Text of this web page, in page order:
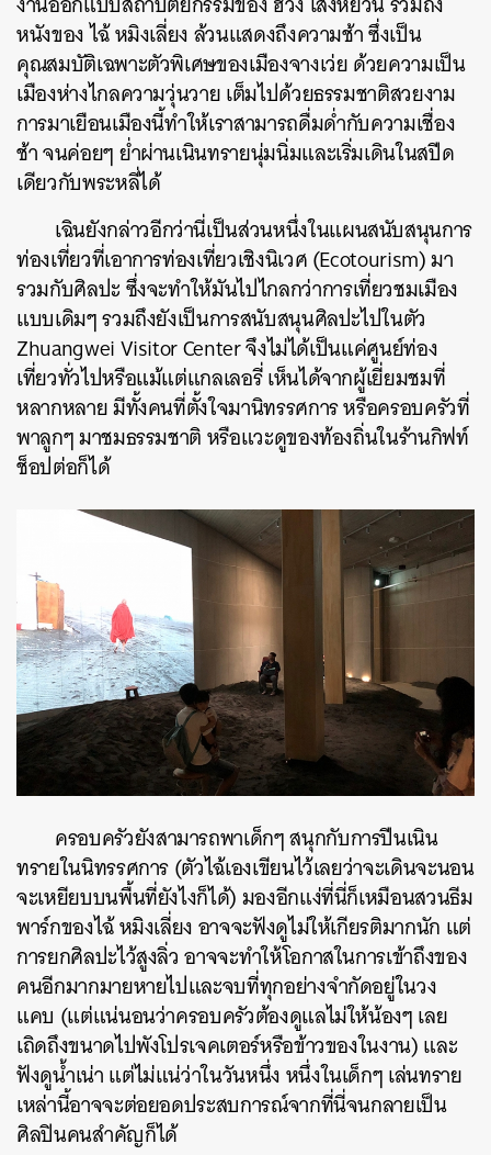
หนังของ ไฉ้ หมิงเลี่ยง ล้วนแสดงถึงความช้า ซึ่งเป็น
คุณสมบัติเฉพาะตัวพิเศษของเมืองจางเว่ย ด้วยความเป็น
เมืองห่างไกลความวุ่นวาย เต็มไปด้วยธรรมชาติสวยงาม
การมาเยือนเมืองนี้ทำให้เราสามารถดื่มด่ำกับความเชื่อง
ช้า จนค่อยๆ ย่ำผ่านเนินทรายนุ่มนิ่มและเริ่มเดินในสปีด
เดียวกับพระหลี่ได้
เฉินยังกล่าวอีกว่านี่เป็นส่วนหนึ่งในแผนสนับสนุนการ
ท่องเที่ยวที่เอาการท่องเที่ยวเชิงนิเวศ (Ecotourism) มา
รวมกับศิลปะซึ่งจะทำให้มันไปไกลกว่าการเที่ยวชมเมือง
แบบเดิมๆ รวมถึงยังเป็นการสนับสนุนศิลปะไปในตัว
Zhuangwei Visitor Center จึงไม่ได้เป็นแค่ศูนย์ท่อง
เที่ยวทั่วไปหรือแม้แต่แกลเลอรี่ เห็นได้จากผู้เยี่ยมชมที่
หลากหลาย มีทั้งคนที่ตั้งใจมานิทรรศการ หรือครอบครัวที่
พาลูกๆ มาชมธรรมชาติ หรือแวะดูของท้องถิ่นในร้านกิฟท์
ช็อปต่อก็ได้
ครอบครัวยังสามารถพาเด็กๆ สนุกกับการปีนเนิน
ทรายในนิทรรศการ (ตัวไฉ้เองเขียนไว้เลยว่าจะเดินจะนอน
จะเหยียบบนพื้นที่ยังไงก็ได้) มองอีกแง่ที่นี่ก็เหมือนสวนธีม
พาร์กของไฉ้ หมิงเลี่ยง อาจจะฟังดูไม่ให้เกียรติมากนัก แต่
การยกศิลปะไว้สูงลิ่ว อาจจะทำให้โอกาสในการเข้าถึงของ
คนอีกมากมายหายไปและจบที่ทุกอย่างจำกัดอยู่ในวง
แคบ (แต่แน่นอนว่าครอบครัวต้องดูแลไม่ให้น้องๆ เลย
เถิดถึงขนาดไปพังโปรเจคเตอร์หรือข้าวของในงาน) และ
ฟังดูน้ำเน่า แต่ไม่แน่ว่าในวันหนึ่ง หนึ่งในเด็กๆ เล่นทราย
เหล่านี้อาจจะต่อยอดประสบการณ์จากที่นี่จนกลายเป็น
ศิลปินคนสำคัญก็ได้